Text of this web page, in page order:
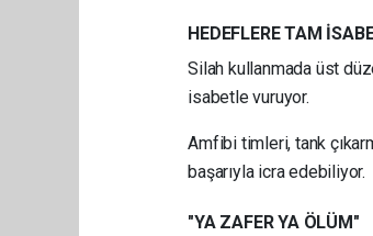
HEDEFLERE TAM
Silah kullanmada üst
isabetle vuruyor.
Amfibi timleri, tank
başarıyla icra edebiliyor.
"YA ZAFER YA ÖLÜM"